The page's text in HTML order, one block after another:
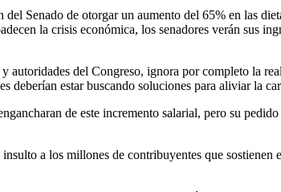
Senado de otorgar un aumento del 65% en las
la crisis económica, los senadores verán sus
del Congreso, ignora por completo la
deberían estar buscando soluciones para aliviar la
de este incremento salarial, pero su
a los millones de contribuyentes que sostienen